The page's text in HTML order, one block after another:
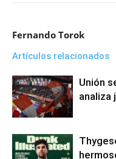
Fernando Torok
Artículos relacionados
Unión
analiza